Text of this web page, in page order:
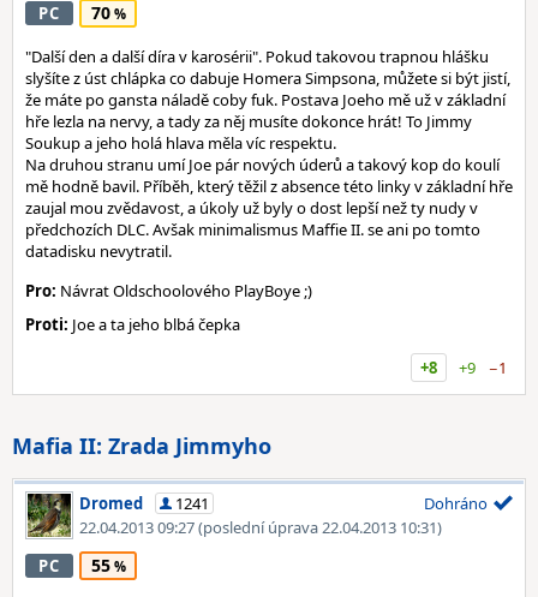
PC 70
"Další den a další díra v karosérii". Pokud takovou trapnou hlášku
slyšíte z úst chlápka co dabuje Homera Simpsona, můžete si být jistí,
že máte po gansta náladě coby fuk. Postava Joeho mě už v základní
hře lezla na nervy, a tady za něj musíte dokonce hrát! To Jimmy
Soukup a jeho holá hlava měla víc respektu.
Na druhou stranu umí Joe pár nových úderů a takový kop do koulí
mě hodně bavil. Příběh, který těžil z absence této linky v základní hře
zaujal mou zvědavost, a úkoly už byly o dost lepší než ty nudy v
předchozích DLC. Avšak minimalismus Maffie II. se ani po tomto
datadisku nevytratil.
Pro: Návrat Oldschoolového PlayBoye ;)
Proti: Joe a ta jeho blbá čepka
+8
+9 −1
Mafia II: Zrada Jimmyho
Dromed
1241
22.04.2013 09:27(poslední úprava 22.04.2013 10:31)
Dohráno
PC 55